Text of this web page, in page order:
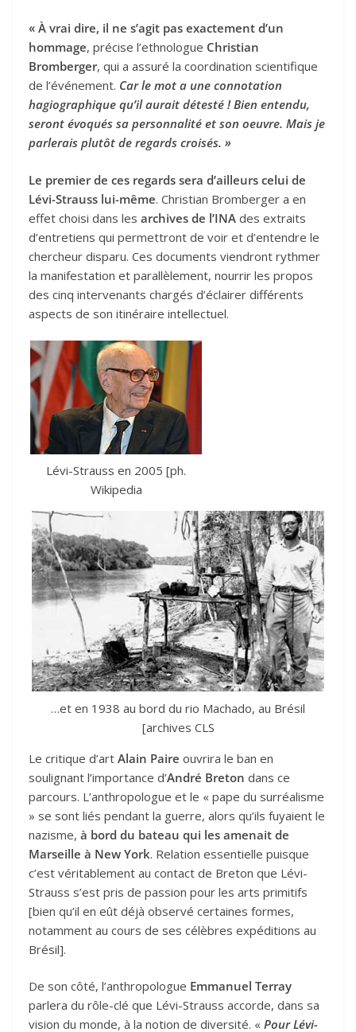
« À vrai dire, il ne s’agit pas exactement d’un
hommage, précise l’ethnologue Christian
Bromberger, qui a assuré la coordination scientifique
de l’événement. Car le mot a une connotation
hagiographique qu’il aurait détesté ! Bien entendu,
seront évoqués sa personnalité et son oeuvre. Mais je
parlerais plutôt de regards croisés. »
Le premier de ces regards sera d’ailleurs celui de
Lévi-Strauss lui-même. Christian Bromberger a en
effet choisi dans les archives de l’INA des extraits
d’entretiens qui permettront de voir et d’entendre le
chercheur disparu. Ces documents viendront rythmer
la manifestation et parallèlement, nourrir les propos
des cinq intervenants chargés d’éclairer différents
aspects de son itinéraire intellectuel.
Lévi-Strauss en 2005 [ph.
Wikipedia
…et en 1938 au bord du rio Machado, au Brésil
[archives CLS
Le critique d’art Alain Paire ouvrira le ban en
soulignant l’importance d’André Breton dans ce
parcours. L’anthropologue et le « pape du surréalisme
» se sont liés pendant la guerre, alors qu’ils fuyaient le
nazisme, à bord du bateau qui les amenait de
Marseille à New York. Relation essentielle puisque
c’est véritablement au contact de Breton que Lévi-
Strauss s’est pris de passion pour les arts primitifs
[bien qu’il en eût déjà observé certaines formes,
notamment au cours de ses célèbres expéditions au
Brésil].
De son côté, l’anthropologue Emmanuel Terray
parlera du rôle-clé que Lévi-Strauss accorde, dans sa
vision du monde, à la notion de diversité. « Pour Lévi-